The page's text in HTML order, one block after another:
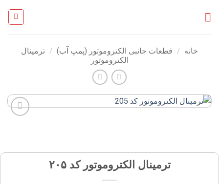
خانه / قطعات جانبی الکتروموتور (پمپ آب) / ترمینال
الکتروموتور
مندی
ترمینال الکتروموتور کد ۲۰۵